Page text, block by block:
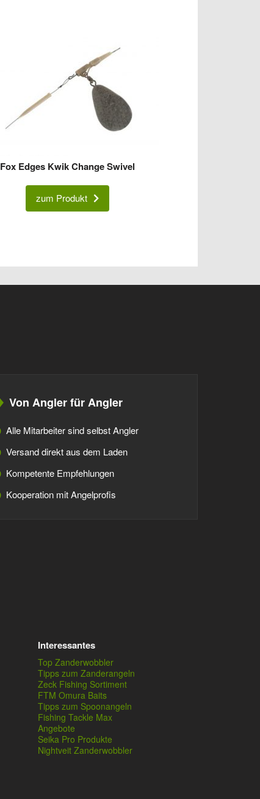
Fox Edges Kwik Change Swivel
zum Produkt
Von Angler für Angler
Alle Mitarbeiter sind selbst Angler
Versand direkt aus dem Laden
Kompetente Empfehlungen
Kooperation mit Angelprofis
Interessantes
Top Zanderwobbler
Tipps zum Zanderangeln
Zeck Fishing Sortiment
FTM Omura Baits
Tipps zum Spoonangeln
Fishing Tackle Max
Angebote
Seika Pro Produkte
Nightveit Zanderwobbler